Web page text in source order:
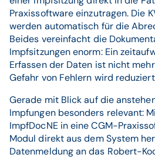
Praxissoftware einzutragen. Die
werden automatisch für die
Beides vereinfacht die
Impfsitzungen enorm: Ein
Erfassen der Daten ist nicht
Gefahr von Fehlern wird
Gerade mit Blick auf die
Impfungen besonders relevant:
ImpfDocNE in eine CGM-
Modul direkt aus dem System
Datenmeldung an das Robert-